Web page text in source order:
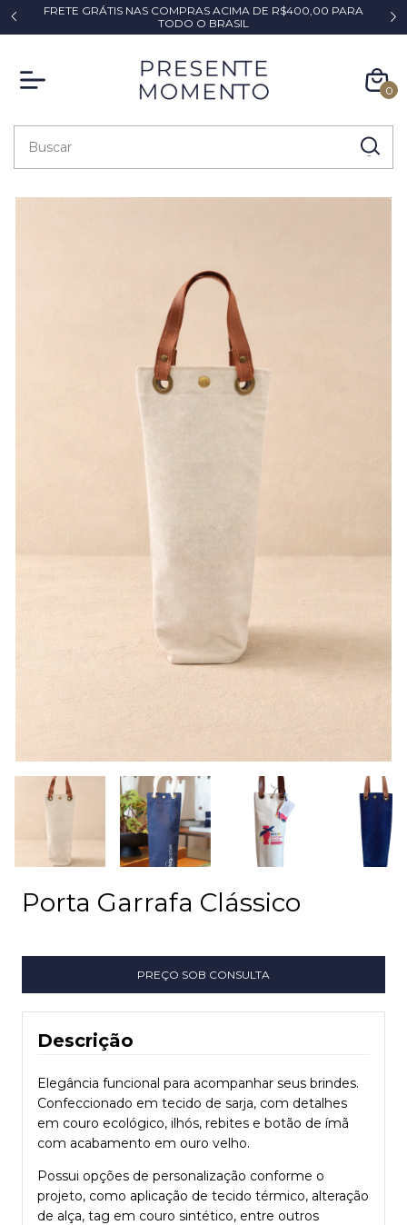
FRETE GRÁTIS NAS COMPRAS ACIMA DE R$400,00 PARA
TODO O BRASIL
0
Porta Garrafa Clássico
Descrição
Elegância funcional para acompanhar seus brindes.
Confeccionado em tecido de sarja, com detalhes
em couro ecológico, ilhós, rebites e botão de ímã
com acabamento em ouro velho.
Possui opções de personalização conforme o
projeto, como aplicação de tecido térmico, alteração
de alça, tag em couro sintético, entre outros